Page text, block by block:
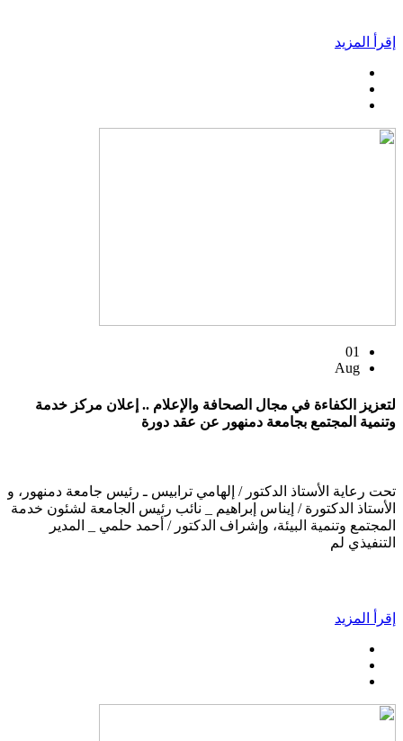
إقرأ المزيد
01
Aug
لتعزيز الكفاءة في مجال الصحافة والإعلام .. إعلان مركز خدمة
وتنمية المجتمع بجامعة دمنهور عن عقد دورة
تحت رعاية الأستاذ الدكتور / إلهامي ترابيس ـ رئيس جامعة دمنهور، و
الأستاذ الدكتورة / إيناس إبراهيم _ نائب رئيس الجامعة لشئون خدمة
المجتمع وتنمية البيئة، وإشراف الدكتور / أحمد حلمي _ المدير
التنفيذي لم
إقرأ المزيد